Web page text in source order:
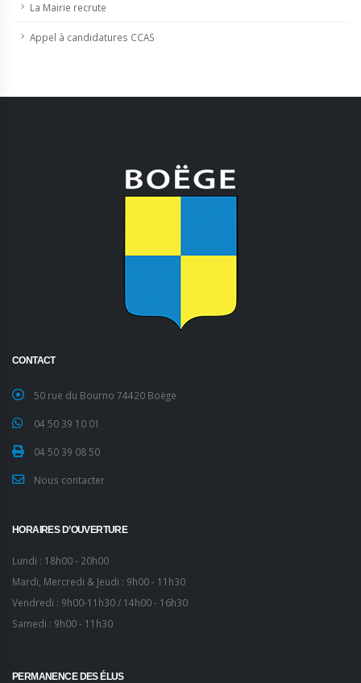
La Mairie recrute
Appel à candidatures CCAS
CONTACT
50 rue du Bourno 74420 Boëge
04 50 39 10 01
04 50 39 08 50
Nous contacter
HORAIRES D’OUVERTURE
Lundi : 18h00 - 20h00
Mardi, Mercredi & Jeudi : 9h00 - 11h30
Vendredi : 9h00-11h30 / 14h00 - 16h30
Samedi : 9h00 - 11h30
PERMANENCE DES ÉLUS